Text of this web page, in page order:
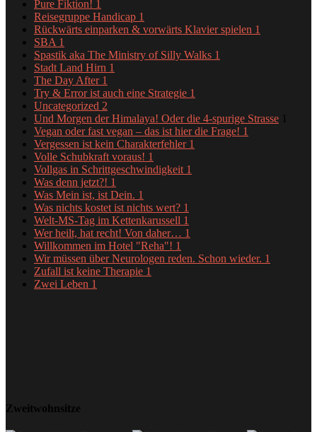
Pure Fiktion! 1
Reisegruppe Handicap 1
Rückwärts einparken & vorwärts Klavier spielen 1
SBA 1
Spastik aka The Ministry of Silly Walks 1
Stadt Land Hirn 1
The Day After 1
Try & Error ist auch eine Strategie 1
Uncategorized 2
Und Morgen der Himalaya! Oder die 4-spurige Strasse 1
Vegan oder fast vegan – das ist hier die Frage! 1
Vergessen ist kein Charakterfehler 1
Volle Schubkraft voraus! 1
Vollgas in Schrittgeschwindigkeit 1
Was denn jetzt?! 1
Was Mein ist, ist Dein. 1
Was nichts kostet ist nichts wert? 1
Welt-MS-Tag im Kettenkarussell 1
Wer heilt, hat recht! Von daher… 1
Willkommen im Hotel "Reha"! 1
Wir müssen über Neurologen reden. Schon wieder. 1
Zufall ist keine Therapie 1
Zwei Leben 1
Zweitwohnsitze